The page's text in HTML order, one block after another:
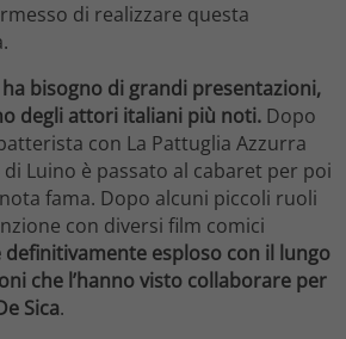
di realizzare questa
bisogno di grandi presentazioni,
degli attori italiani più noti. Dopo
con La Pattuglia Azzurra
di Luino è passato al cabaret per poi
fama. Dopo alcuni piccoli ruoli
con diversi film comici
definitivamente esploso con il lungo
che l’hanno visto collaborare per
Sica.